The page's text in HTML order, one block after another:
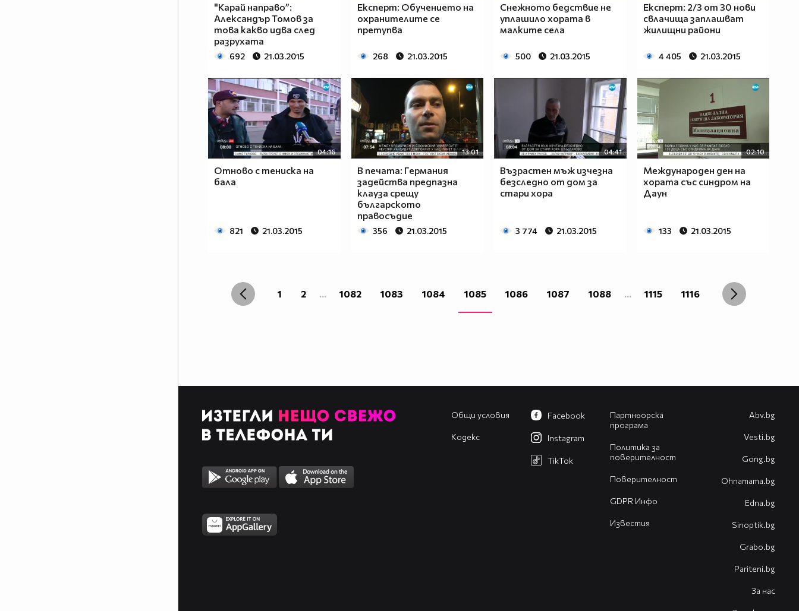
"Карай направо”:
Александър Томов за
това какво идва след
разрухата
692 21.03.2015
Експерт: Обучението на
охранителите се
претупва
268 21.03.2015
Снежното бедствие не
уплашило хората в
малките села
500 21.03.2015
Експерт: 2/3 от 30 нови
свлачища заплашват
жилищни райони
4 405 21.03.2015
04:16
Отново с тениска на
бала
821 21.03.2015
13:01
В печата: Германия
задейства предпазна
клауза срещу
българското
правосъдие
356 21.03.2015
04:41
Възрастен мъж изчезна
безследно от дом за
стари хора
3 774 21.03.2015
02:10
Международен ден на
хората със синдром на
Даун
133 21.03.2015
1 2 ... 1082 1083 1084 1085 1086 1087 1088 ... 1115 1116
Общи условия
Кодекс
Партньорска
програма
Политика за
поверителност
Поверителност
GDPR Инфо
Известия
Facebook
Instagram
TikTok
Abv.bg
Vesti.bg
Gong.bg
Оhnamama.bg
Edna.bg
Sinoptik.bg
Grabo.bg
Pariteni.bg
За нас